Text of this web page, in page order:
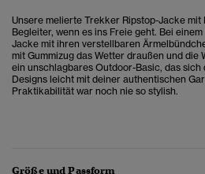
Unsere melierte Trekker Ripstop-Jacke
Begleiter, wenn es ins Freie geht. Bei
Jacke mit ihren verstellbaren
mit Gummizug das Wetter draußen und die
ein unschlagbares Outdoor-Basic, das sich
Designs leicht mit deiner authentischen
Praktikabilität war noch nie so stylish.
Größe und Passform